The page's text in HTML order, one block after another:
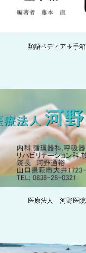
類語ペディア玉手箱
医療法人 河野医院